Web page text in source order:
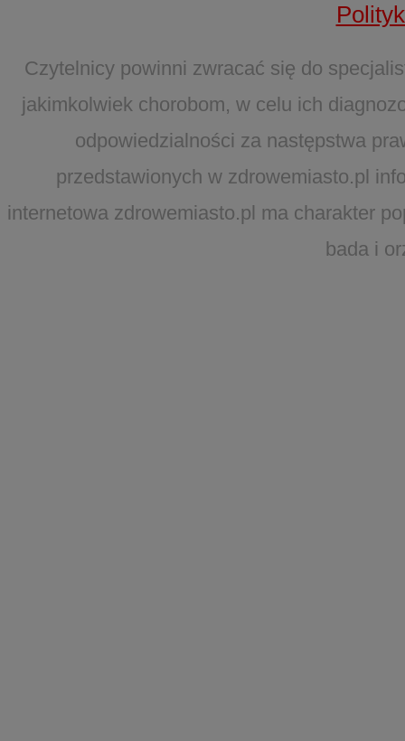
Czytelnicy powinni zwracać się do
jakimkolwiek chorobom, w celu ich
odpowiedzialności za następstwa
przedstawionych w zdrowemiasto.pl
internetowa zdrowemiasto.pl ma charakter
bada i